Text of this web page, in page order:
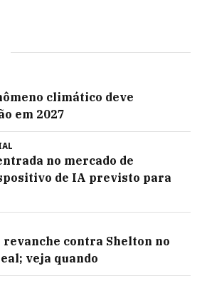
climático deve
em 2027
no mercado de
de IA previsto para
revanche contra Shelton no
veja quando